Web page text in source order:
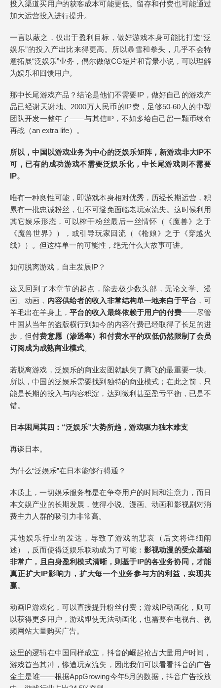
投入渠道买用户的获客成本可能更低。留存和付费也可能通过
加大运营投入进行提升。
一言以蔽之，仅出于盈利目标，做好游戏本身可能比打造“泛
娱乐”的投入产出比来得更高。所以暴雪和拳头，几乎不会特
意拓展“泛娱乐”业务，偶尔做做CG短片和背景小说，可以理解
为娱乐和回馈用户。
那中长尾游戏产品？结论是他们不需要IP，做好自己的游戏产
品已经谢天谢地。2000万人民币的IP费，足够50-60人的中型
团队开发一整年了——与其信IP，不如多给自己留一颗币续命
再战（an extra life）。
所以，中国以游戏业务为中心的泛娱乐矩阵，新游戏非大IP不
可，已有的成功游戏不需要泛娱乐化，中长尾游戏则不需要
IP。
唯有一种良性可能，即游戏本身相对优秀，历经长期运营，积
累有一批忠诚粉丝，但不可避免面临老玩家流失。这时候利用
其它娱乐形态，可以榨干粉丝最后一丝情怀（《魔兽》之于
《魔兽世界》），或引导玩家回流（《枪娘》之于《穿越火
线》）。但这样单一的可能性，绝无什么大故事可讲。
如何脱离游戏，自主发展IP？
这又回到了本章节的起点，除去极少数头部，无论文学、漫
画、动画， 内容供给者的收入非常结构单一地来自于平台 ，可
羊毛出在羊身上， 平台的收入最终依赖于用户的付费——尽管
中国从当年的盗版横行到如今的内容付费已经取得了长足的进
步，但付费意愿（渗透率）和付费水平的双低仍然限制了会员
订阅成为成熟商业模式。
若脱离游戏，泛娱乐的商业宏图就缺失了腾飞的最重要一块。
所以，中国的泛娱乐需要找到独特的商业模式；在此之前，只
能是长期的投入与内容积淀，达到微利甚至盈亏平衡，已是不
错。
日本困局其四：“泛娱乐”大势所趋，游戏驱力独木难支
再谈日本。
为什么“泛娱乐”在日本能够行得通？
本质上，一切娱乐服务都是在争夺用户的时间和注意力，而日
本文娱产业的长期发展，使得小说、漫画、动画和影视剧对消
费主力人群的吸引力非常高。
其他娱乐行业的发达，导致了游戏的悲哀（后文将详细阐
述），反而使得泛娱乐联动成为了可能：影视动漫的受众基础
非常广，且自身盈利模式清晰，则基于IP的各业务协同，才能
真正扩大IP影响力，扩大每一个业务参与方的利益，实现共
赢。
动画IP游戏化，可以直接提升粉丝付费；游戏IP动画化，则可
以获得更多用户，游戏即使无法动画化，也需要在电视台、视
频网站大量购买广告。
这里的逻辑在中国同样成立，抖音的崛起抢占大量用户时间，
游戏首当其冲，惨遭玩家流失，因此我们可以看看抖音的广告
金主是谁——根据AppGrowing今年5月的数据，抖音广告投放